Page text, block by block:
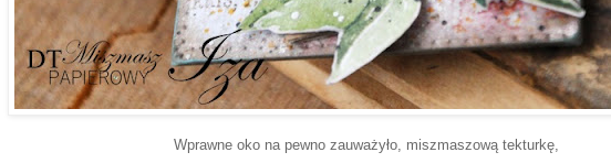
Wprawne oko na pewno zauważyło, miszmaszową tekturkę,